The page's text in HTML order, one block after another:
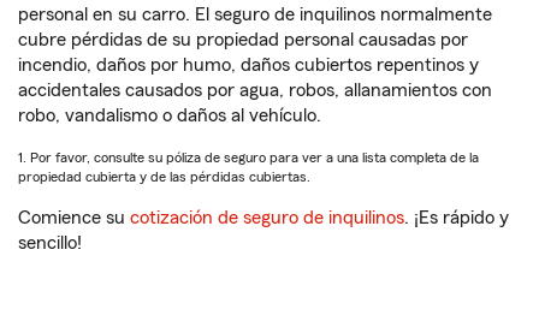
personal en su carro. El seguro de inquilinos normalmente
cubre pérdidas de su propiedad personal causadas por
incendio, daños por humo, daños cubiertos repentinos y
accidentales causados por agua, robos, allanamientos con
robo, vandalismo o daños al vehículo.
1. Por favor, consulte su póliza de seguro para ver a una lista completa de la
propiedad cubierta y de las pérdidas cubiertas.
Comience su cotización de seguro de inquilinos. ¡Es rápido y
sencillo!